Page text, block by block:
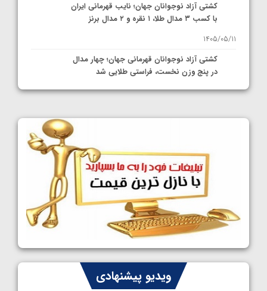
کشتی آزاد نوجوانان جهان؛ نایب قهرمانی ایران
با کسب ۳ مدال طلا، ۱ نقره و ۲ مدال برنز
1405/05/11
کشتی آزاد نوجوانان قهرمانی جهان؛ چهار مدال
در پنج وزن نخست، فراستی طلایی شد
1405/05/11
کشتی آزاد نوجوانان جهان؛ رقبای نمایندگان
ایران مشخص شدند
1405/05/08
کشتی فرنگی نوجوانان جهان؛ سکوی تیمی
سوم برای ایران
1405/05/07
ایران چشم به راه چهار مدال در پنج وزن دوم
کشتی فرنگی نوجوانان جهانویدیو پیشنهادی